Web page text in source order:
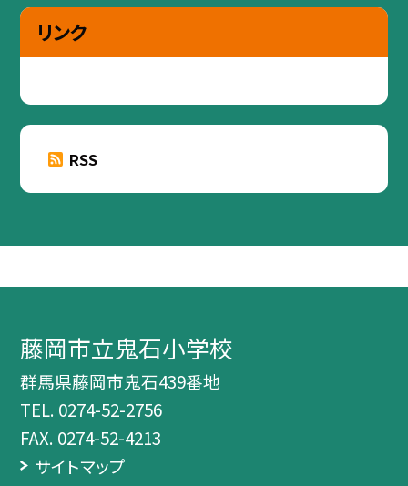
リンク
RSS
藤岡市立鬼石小学校
群馬県藤岡市鬼石439番地
TEL. 0274-52-2756
FAX. 0274-52-4213
サイトマップ